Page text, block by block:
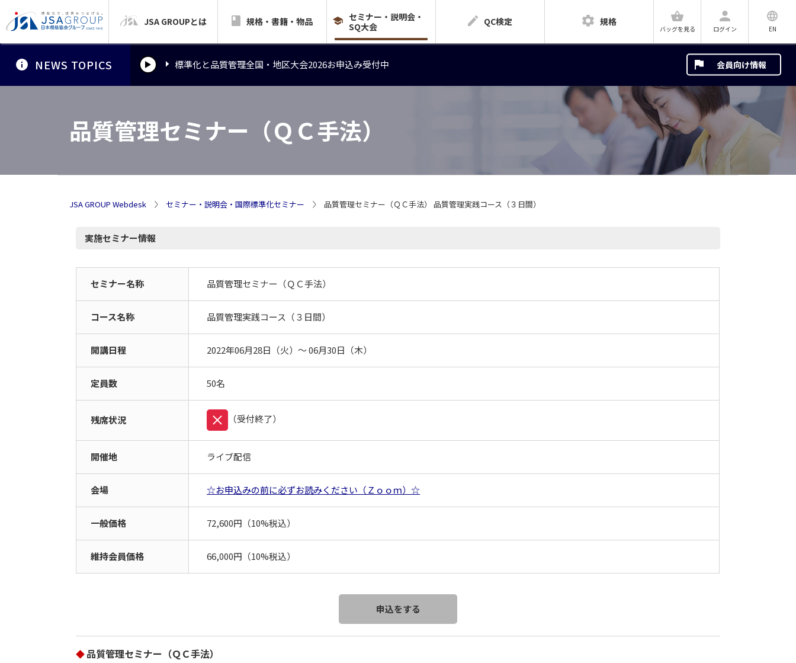
JSA GROUPとは 規格・書籍・物品
セミナー・説明会・
SQ大会
QC検定 規格
バッグを見る ログイン EN
NEWS TOPICS
標準化と品質管理全国・地区大会2026お申込み受付中
標準化と品質管理全国・地区大会2026お申込み受付中 会員向け情報
品質管理セミナー（ＱＣ手法）
JSA GROUP Webdesk セミナー・説明会・国際標準化セミナー 品質管理セミナー（ＱＣ手法） 品質管理実践コース（３日間）
実施セミナー情報
セミナー名称 品質管理セミナー（ＱＣ手法）
コース名称 品質管理実践コース（３日間）
開講日程 2022年06月28日 （火）〜06月30日 （木）
定員数 50名
残席状況 （受付終了）
開催地 ライブ配信
会場 ☆お申込みの前に必ずお読みください（Ｚｏｏｍ）☆
一般価格 72,600円（10%税込）
維持会員価格 66,000円（10%税込）
◆品質管理セミナー（ＱＣ手法）